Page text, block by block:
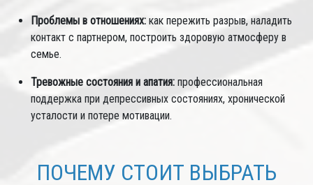
Проблемы в отношениях: как пережить разрыв, наладить
контакт с партнером, построить здоровую атмосферу в
семье.
Тревожные состояния и апатия: профессиональная
поддержка при депрессивных состояниях, хронической
усталости и потере мотивации.
ПОЧЕМУ СТОИТ ВЫБРАТЬ